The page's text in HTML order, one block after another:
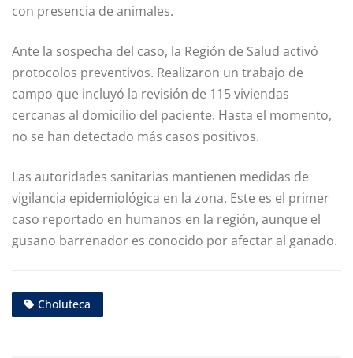
con presencia de animales.
Ante la sospecha del caso, la Región de Salud activó
protocolos preventivos. Realizaron un trabajo de
campo que incluyó la revisión de 115 viviendas
cercanas al domicilio del paciente. Hasta el momento,
no se han detectado más casos positivos.
Las autoridades sanitarias mantienen medidas de
vigilancia epidemiológica en la zona. Este es el primer
caso reportado en humanos en la región, aunque el
gusano barrenador es conocido por afectar al ganado.
Choluteca